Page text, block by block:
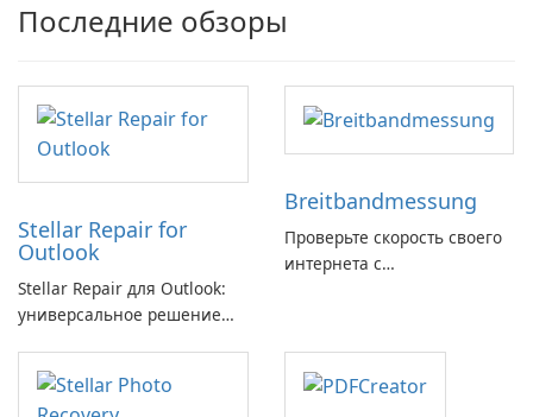
Последние обзоры
Stellar Repair for
Outlook
Stellar Repair для Outlook:
универсальное решение
электронной почты
Breitbandmessung
Проверьте скорость своего
интернета с